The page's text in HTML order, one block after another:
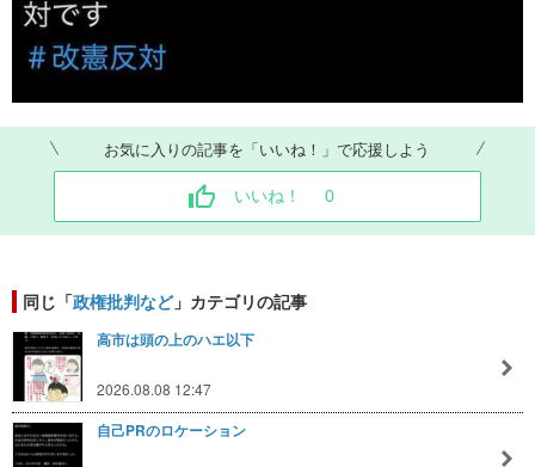
お気に入りの記事を「いいね！」で応援しよう
いいね！ 0
同じ「政権批判など」カテゴリの記事
高市は頭の上のハエ以下
2026.08.08 12:47
自己PRのロケーション